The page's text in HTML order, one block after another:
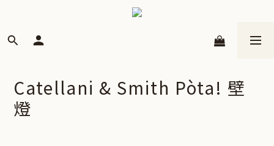
Catellani & Smith Pòta! 壁
燈